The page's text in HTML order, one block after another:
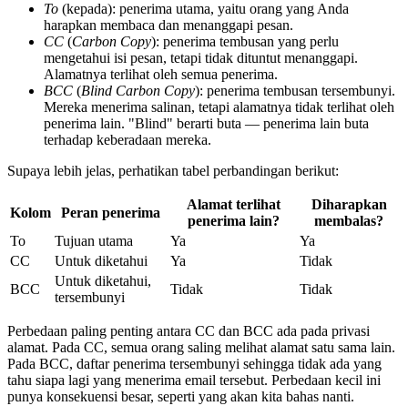
To (kepada): penerima utama, yaitu orang yang Anda
harapkan membaca dan menanggapi pesan.
CC (Carbon Copy): penerima tembusan yang perlu
mengetahui isi pesan, tetapi tidak dituntut menanggapi.
Alamatnya terlihat oleh semua penerima.
BCC (Blind Carbon Copy): penerima tembusan tersembunyi.
Mereka menerima salinan, tetapi alamatnya tidak terlihat oleh
penerima lain. "Blind" berarti buta — penerima lain buta
terhadap keberadaan mereka.
Supaya lebih jelas, perhatikan tabel perbandingan berikut:
Kolom Peran penerima
Alamat terlihat
penerima lain?
Diharapkan
membalas?
To
Tujuan utama Ya
Ya
CC
Untuk diketahui Ya
Tidak
BCC
Untuk diketahui,
tersembunyi
Tidak Tidak
Perbedaan paling penting antara CC dan BCC ada pada privasi
alamat. Pada CC, semua orang saling melihat alamat satu sama lain.
Pada BCC, daftar penerima tersembunyi sehingga tidak ada yang
tahu siapa lagi yang menerima email tersebut. Perbedaan kecil ini
punya konsekuensi besar, seperti yang akan kita bahas nanti.